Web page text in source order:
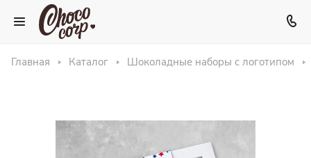
Главная Каталог Шоколадные наборы с логотипом